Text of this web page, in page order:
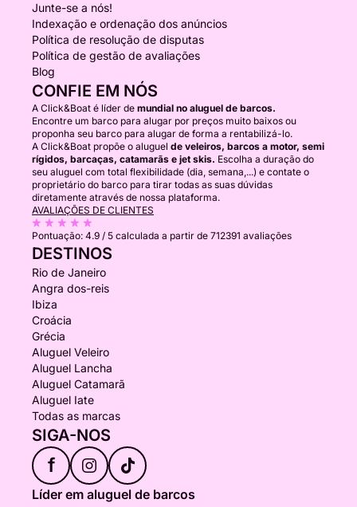
Junte-se a nós!
Indexação e ordenação dos anúncios
Política de resolução de disputas
Política de gestão de avaliações
Blog
CONFIE EM NÓS
A Click&Boat é líder de mundial no aluguel de barcos.
Encontre um barco para alugar por preços muito baixos ou
proponha seu barco para alugar de forma a rentabilizá-lo.
A Click&Boat propõe o aluguel de veleiros, barcos a motor, semi
rígidos, barcaças, catamarãs e jet skis. Escolha a duração do
seu aluguel com total flexibilidade (dia, semana,...) e contate o
proprietário do barco para tirar todas as suas dúvidas
diretamente através de nossa plataforma.
AVALIAÇÕES DE CLIENTES
Pontuação: 4.9 / 5 calculada a partir de 712391 avaliações
DESTINOS
Rio de Janeiro
Angra dos-reis
Ibiza
Croácia
Grécia
Aluguel Veleiro
Aluguel Lancha
Aluguel Catamarã
Aluguel Iate
Todas as marcas
SIGA-NOS
f
Líder em aluguel de barcos